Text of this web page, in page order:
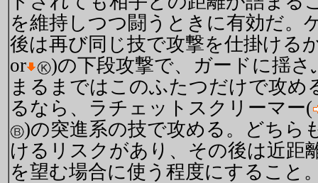
を維持しつつ闘うときに有効だ。
後は再び同じ技で攻撃を仕掛ける
or
)の下段攻撃で、ガードに揺
まるまではこのふたつだけで攻め
るなら、ラチェットスクリーマー(
)の突進系の技で攻める。どちら
けるリスクがあり、その後は近距
を望む場合に使う程度にすること